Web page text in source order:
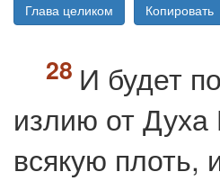
Глава целиком Копировать
И будет
излию от
всякую плоть,